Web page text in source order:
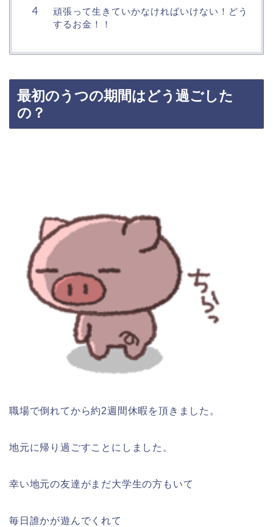
頑張って生きていかなければいけない！どう
するお金！！
最初のうつの期間はどう過ごした
の？
職場で倒れてから約2週間休暇を頂きました。
地元に帰り過ごすことにしました。
幸い地元の友達がまだ大学生の方もいて
毎日誰かが遊んでくれて